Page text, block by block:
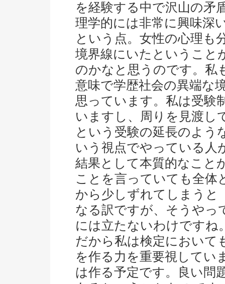
を経験する中で沢山の矛
理学的には非常に興味深
という点。女性の心理も
境界線にいたということ
のかなと思うのです。私
意味で学歴社会の異端な
思っています。私は受験
いますし、周りを見渡し
という受験の延長のよう
いう視点でやっている人
結果として本質的なこと
ことを言っていても全体
から少しずれてしまうと
なる訳ですが、そうやっ
には立たないわけですね
だから私は検定において
を作る力を重要視してい
は作る予定です。良い問